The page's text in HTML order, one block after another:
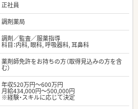
正社員
調剤薬局
調剤／監査／服薬指導
科目：内科, 眼科, 呼吸器科, 耳鼻科
薬剤師免許をお持ちの方（取得見込みの方を含
む）
年収520万円～600万円
月給434,000円～500,000円
※経験・スキルに応じて決定